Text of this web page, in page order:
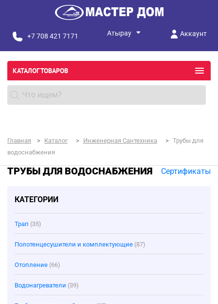
+7 708 421 7171 Аккаунт
КАТАЛОГ ТОВАРОВ
Главная Каталог Инженерная Сантехника
Трубы для
водоснабжения
ТРУБЫ ДЛЯ ВОДОСНАБЖЕНИЯ Сертификаты
КАТЕГОРИИ
Трап (35)
Полотенцесушители и комплектующие (87)
Отопление (66)
Водонагреватели (39)